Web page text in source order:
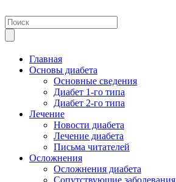
Главная
Основы диабета
Основные сведения
Диабет 1-го типа
Диабет 2-го типа
Лечение
Новости диабета
Лечение диабета
Письма читателей
Осложнения
Осложнения диабета
Сопутствующие заболевания